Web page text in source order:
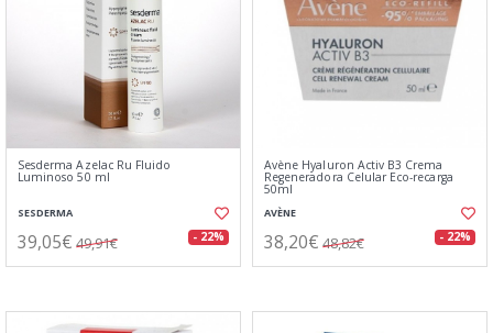
Sesderma Azelac Ru Fluido
Luminoso 50 ml
SESDERMA
39,05€ 49,91€ - 22%
Avène Hyaluron Activ B3 Crema
Regeneradora Celular Eco-recarga
50ml
AVÈNE
38,20€ 48,82€ - 22%